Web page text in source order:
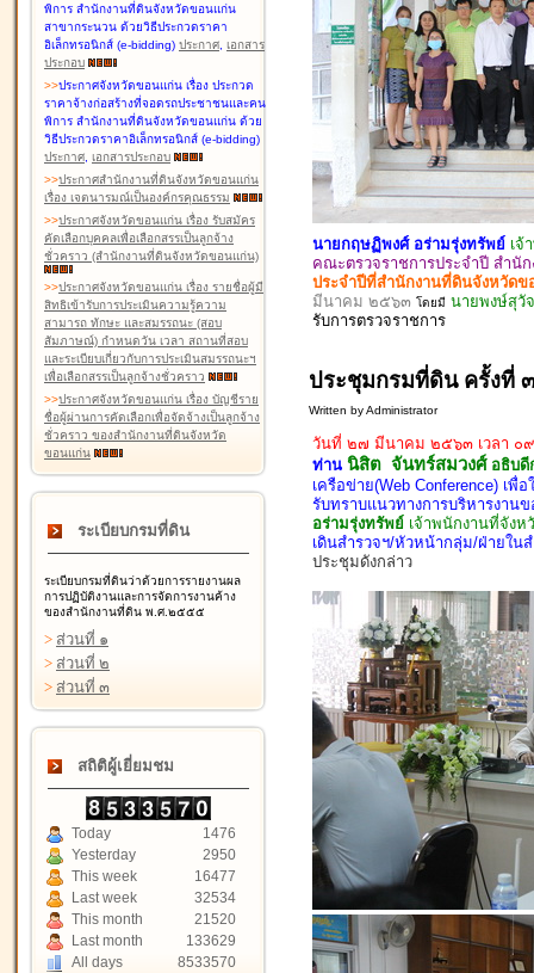
พิการ สำนักงานที่ดินจังหวัดขอนแก่น
สาขากระนวน ด้วยวิธีประกวดราคา
อิเล็กทรอนิกส์ (e-bidding) ประกาศ, เอกสาร
ประกอบ
>>ประกาศจังหวัดขอนแก่น เรื่อง ประกวด
ราคาจ้างก่อสร้างที่จอดรถประชาชนและคน
พิการ สำนักงานที่ดินจังหวัดขอนแก่น ด้วย
วิธีประกวดราคาอิเล็กทรอนิกส์ (e-bidding)
ประกาศ, เอกสารประกอบ
>>ประกาศสำนักงานที่ดินจังหวัดขอนแก่น
เรื่อง เจตนารมณ์เป็นองค์กรคุณธรรม
>>ประกาศจังหวัดขอนแก่น เรื่อง รับสมัคร
คัดเลือกบุคคลเพื่อเลือกสรรเป็นลูกจ้าง
ชั่วคราว (สำนักงานที่ดินจังหวัดขอนแก่น)
>>ประกาศจังหวัดขอนแก่น เรื่อง รายชื่อผู้มี
สิทธิเข้ารับการประเมินความรู้ความ
สามารถ ทักษะ และสมรรถนะ (สอบ
สัมภาษณ์) กำหนดวัน เวลา สถานที่สอบ
และระเบียบเกี่ยวกับการประเมินสมรรถนะฯ
เพื่อเลือกสรรเป็นลูกจ้างชั่วคราว
>>ประกาศจังหวัดขอนแก่น เรื่อง บัญชีราย
ชื่อผู้ผ่านการคัดเลือกเพื่อจัดจ้างเป็นลูกจ้าง
ชั่วคราว ของสำนักงานที่ดินจังหวัด
ขอนแก่น
ระเบียบกรมที่ดิน
ระเบียบกรมที่ดินว่าด้วยการรายงานผล
การปฏิบัติงานและการจัดการงานค้าง
ของสำนักงานที่ดิน พ.ศ.๒๕๕๕
> ส่วนที่ ๑
> ส่วนที่ ๒
> ส่วนที่ ๓
สถิติผู้เยี่ยมชม
Today
1476
Yesterday
2950
This week
16477
Last week
32534
This month
21520
Last month
133629
All days
8533570
นายกฤษฏิพงศ์ อร่ามรุ่งทรัพย์ เจ้
คณะตรวจราชการประจำปี สำนั
ประจำปีที่สำนักงานที่ดินจังหวัด
มีนาคม ๒๕๖๓ โดยมี นายพงษ์สุวั
รับการตรวจราชการ
ประชุมกรมที่ดิน ครั้งที่
Written by Administrator
วันที่ ๒๗ มีนาคม ๒๕๖๓ เวลา ๐
ท่าน นิสิต จันทร์สมวงศ์ อธิบ
เครือข่าย(Web Conference) เ
รับทราบแนวทางการบริหารงาน
อร่ามรุ่งทรัพย์ เจ้าพนักงานที่จัง
เดินสำรวจฯ/หัวหน้ากลุ่ม/ฝ่ายใ
ประชุมดังกล่าว